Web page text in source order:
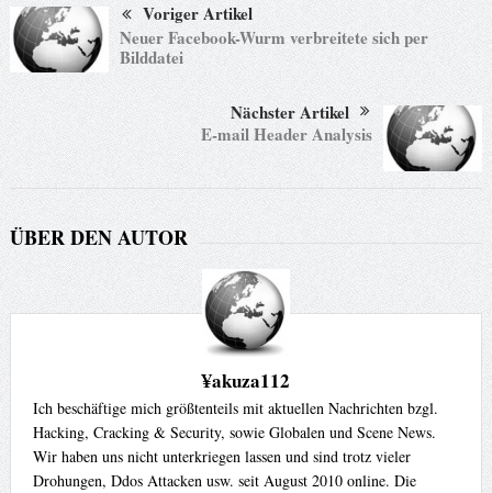
Voriger Artikel
Neuer Facebook-Wurm verbreitete sich per
Bilddatei
Nächster Artikel
E-mail Header Analysis
ÜBER DEN AUTOR
¥akuza112
Ich beschäftige mich größtenteils mit aktuellen Nachrichten bzgl.
Hacking, Cracking & Security, sowie Globalen und Scene News.
Wir haben uns nicht unterkriegen lassen und sind trotz vieler
Drohungen, Ddos Attacken usw. seit August 2010 online. Die